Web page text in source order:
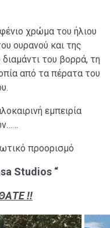
χρώμα του ήλιου
ουρανού και της
του βορρά, τη
από τα πέρατα του
εμπειρία
προορισμό
Studios “
!!